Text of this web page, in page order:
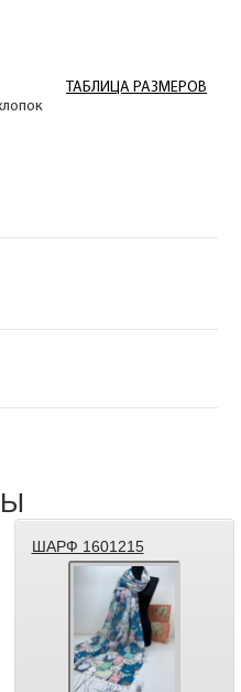
ТАБЛИЦА РАЗМЕРОВ
ШАРФ 1601215